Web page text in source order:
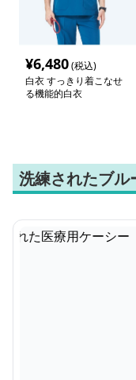
¥6,480(税込)
白衣 すっきり着こなせ
る機能的白衣
洗練されたブル